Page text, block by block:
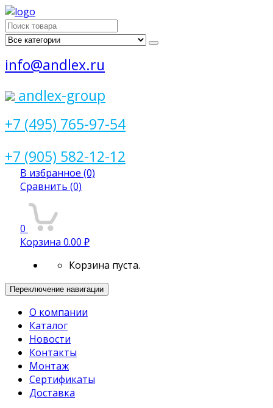
Поиск
для:
info@andlex.ru
andlex-group
+7 (495) 765-97-54
+7 (905) 582-12-12
В избранное (0)
Сравнить (0)
0
Корзина 0.00 ₽
Корзина пуста.
Переключение навигации
О компании
Каталог
Новости
Контакты
Монтаж
Сертификаты
Доставка